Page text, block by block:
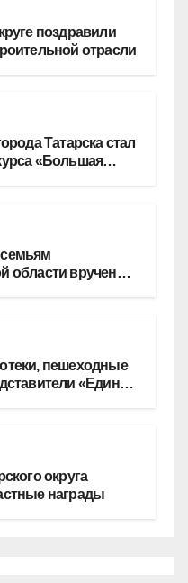
поздравили
отрасли
Татарска стал
«Большая
области вручены
пешеходные
«Единой
округа
награды